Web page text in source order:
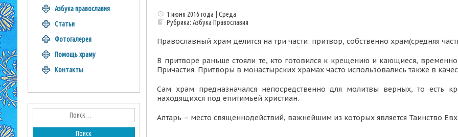
1 июня 2016 года | Среда
Рубрика:Азбука Православия
Православный храм делится на три части: притвор,собственнохрам(средняя
В притворе раньше стояли те, кто готовился к крещению и кающиеся,
Причастия. Притворы в монастырских храмах часто использовались также в
Самхрам предназначался непосредственно для молитвы верных, то есть
находящихся под епитимьей христиан.
Алтарь – место священнодействий, важнейшим из которых является Таинство
Азбука православия
Статьи
Фотогалерея
Помощь храму
Контакты